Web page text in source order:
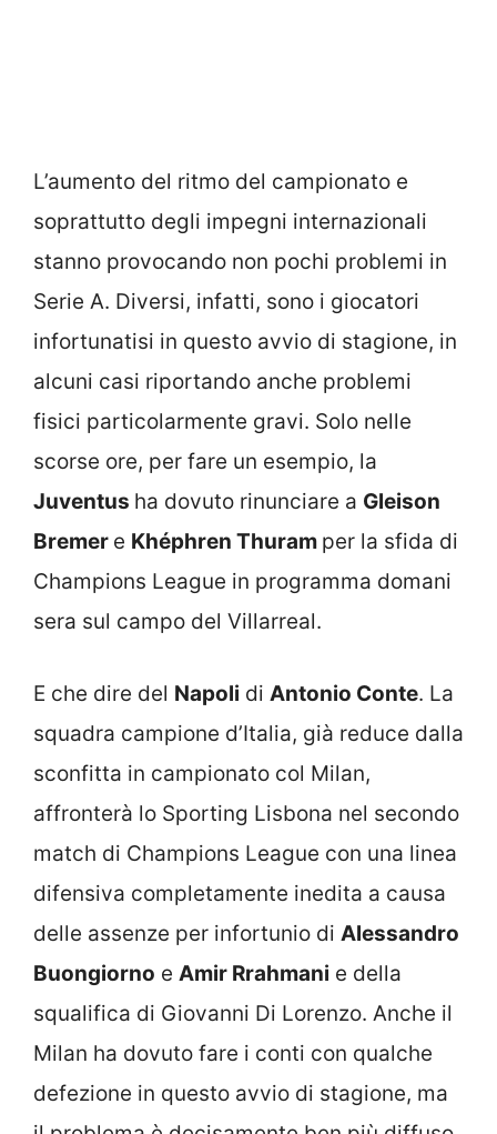
L’aumento del ritmo del campionato e
soprattutto degli impegni internazionali
stanno provocando non pochi problemi in
Serie A. Diversi, infatti, sono i giocatori
infortunatisi in questo avvio di stagione, in
alcuni casi riportando anche problemi
fisici particolarmente gravi. Solo nelle
scorse ore, per fare un esempio, la
Juventus ha dovuto rinunciare a Gleison
Bremer e Khéphren Thuram per la sfida di
Champions League in programma domani
sera sul campo del Villarreal.
E che dire del Napoli di Antonio Conte. La
squadra campione d’Italia, già reduce dalla
sconfitta in campionato col Milan,
affronterà lo Sporting Lisbona nel secondo
match di Champions League con una linea
difensiva completamente inedita a causa
delle assenze per infortunio di Alessandro
Buongiorno e Amir Rrahmani e della
squalifica di Giovanni Di Lorenzo. Anche il
Milan ha dovuto fare i conti con qualche
defezione in questo avvio di stagione, ma